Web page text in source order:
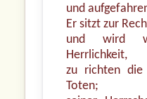
und
Er sitzt zur
und wird
Herrlichkeit,
zu richten die
Toten;